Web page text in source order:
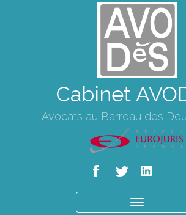
Cabinet
Avocats au Barreau des